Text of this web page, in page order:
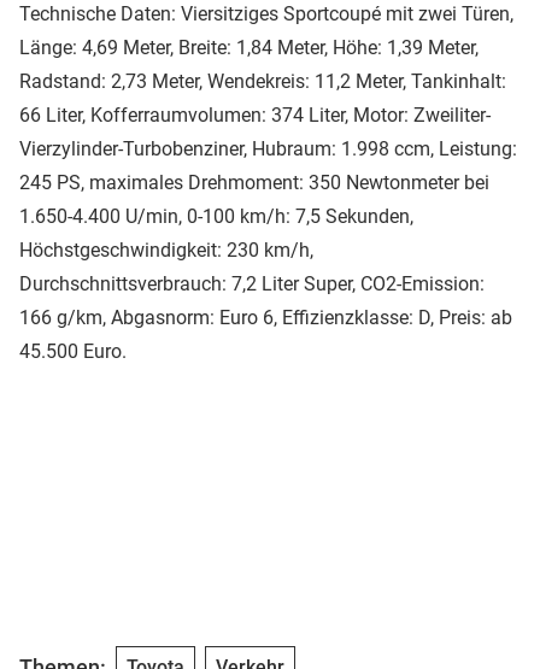
Technische Daten: Viersitziges Sportcoupé mit zwei Türen,
Länge: 4,69 Meter, Breite: 1,84 Meter, Höhe: 1,39 Meter,
Radstand: 2,73 Meter, Wendekreis: 11,2 Meter, Tankinhalt:
66 Liter, Kofferraumvolumen: 374 Liter, Motor: Zweiliter-
Vierzylinder-Turbobenziner, Hubraum: 1.998 ccm, Leistung:
245 PS, maximales Drehmoment: 350 Newtonmeter bei
1.650-4.400 U/min, 0-100 km/h: 7,5 Sekunden,
Höchstgeschwindigkeit: 230 km/h,
Durchschnittsverbrauch: 7,2 Liter Super, CO2-Emission:
166 g/km, Abgasnorm: Euro 6, Effizienzklasse: D, Preis: ab
45.500 Euro.